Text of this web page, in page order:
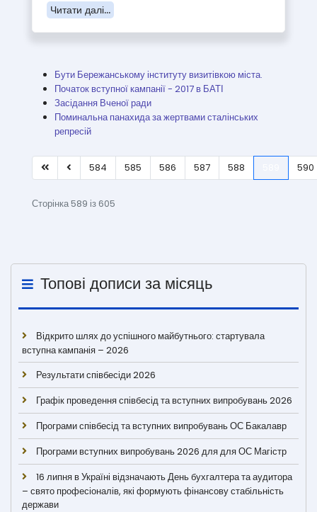
Читати далі...
Бути Бережанському інституту визитівкою міста.
Початок вступної кампанії - 2017 в БАТІ
Засідання Вченої ради
Поминальна панахида за жертвами сталінських
репресій
584 585 586 587 588 590
Сторінка 589 із 605
Топові дописи за місяць
Відкрито шлях до успішного майбутнього: стартувала
вступна кампанія – 2026
Результати співбесіди 2026
Графік проведення співбесід та вступних випробувань 2026
Програми співбесід та вступних випробувань ОС Бакалавр
Програми вступних випробувань 2026 для для ОС Магістр
16 липня в Україні відзначають День бухгалтера та аудитора
– свято професіоналів, які формують фінансову стабільність
держави